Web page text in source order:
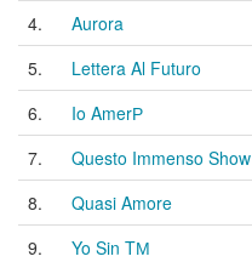
4.
Aurora
5.
Lettera Al Futuro
6.
Io AmerР
7.
Questo Immenso Show
8.
Quasi Amore
9.
Yo Sin TМ